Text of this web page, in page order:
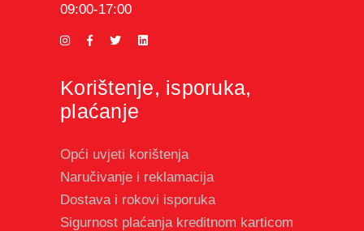
09:00-17:00
Korištenje, isporuka,
plaćanje
Opći uvjeti korištenja
Naručivanje i reklamacija
Dostava i rokovi isporuka
Sigurnost plaćanja kreditnom karticom